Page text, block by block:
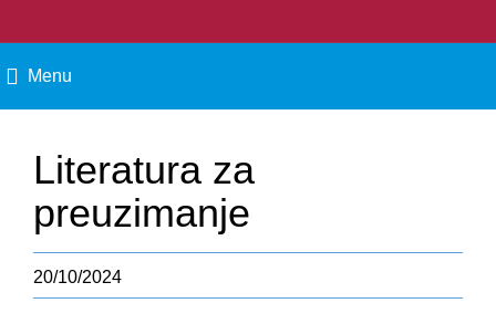
Menu
Literatura za
preuzimanje
20/10/2024